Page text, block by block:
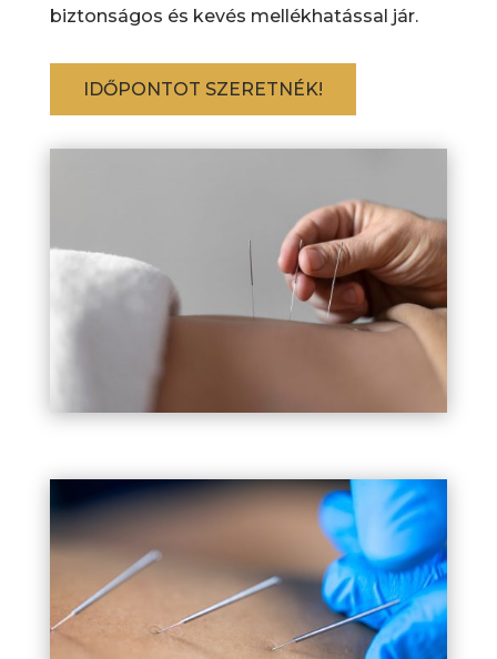
biztonságos és kevés mellékhatással jár.
IDŐPONTOT SZERETNÉK!